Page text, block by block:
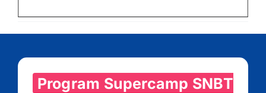
Program Supercamp SNBT